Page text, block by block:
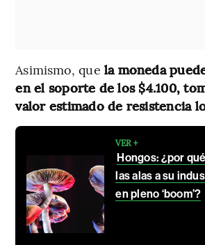
Asimismo, que la moneda
en el soporte de los $4.100,
valor estimado de resistencia
VER +
Hongos: ¿por
las alas a su
en pleno ‘boom’?